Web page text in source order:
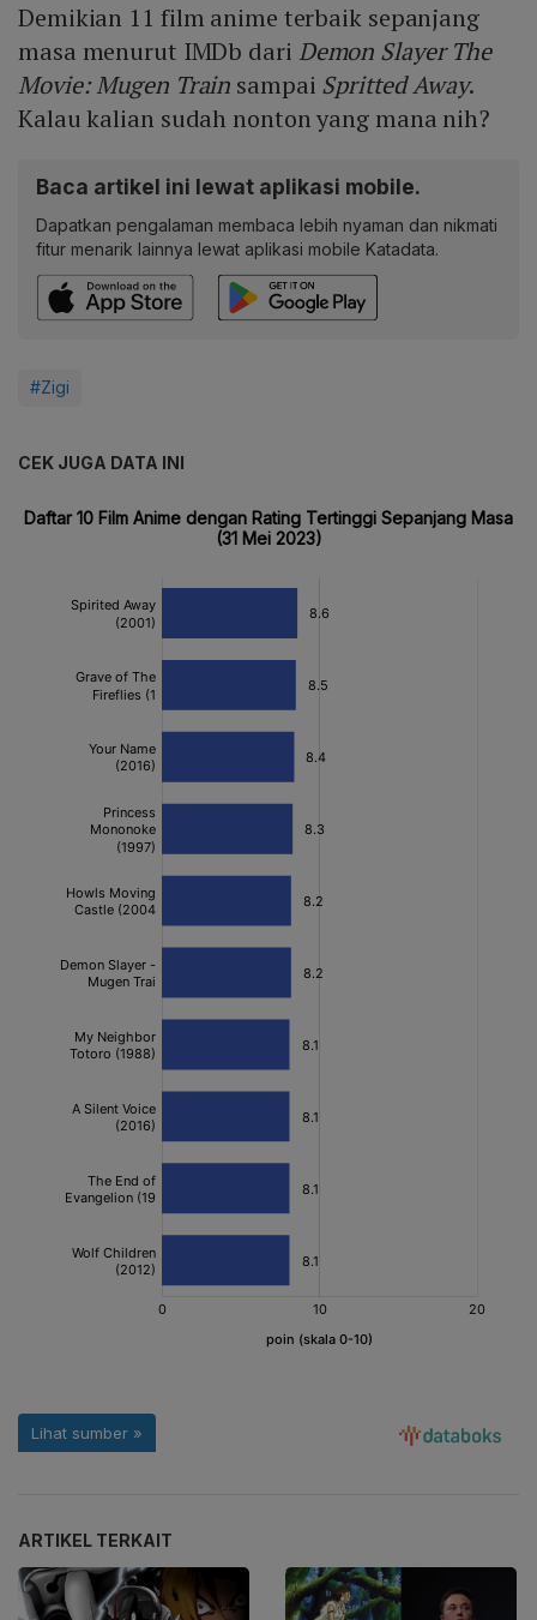
Demikian 11 film anime terbaik sepanjang
masa menurut IMDb dari Demon Slayer The
Movie: Mugen Train sampai Spritted Away.
Kalau kalian sudah nonton yang mana nih?
Baca artikel ini lewat aplikasi mobile.
Dapatkan pengalaman membaca lebih nyaman dan nikmati
fitur menarik lainnya lewat aplikasi mobile Katadata.
#Zigi
CEK JUGA DATA INI
ARTIKEL TERKAIT